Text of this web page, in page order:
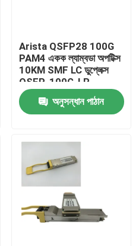
Arista QSFP28 100G
PAM4 একক ল্যাম্বডা অপটিক্স
10KM SMF LC ডুপ্লেক্স
QSFP-100G-LR
অনুসন্ধান পাঠান